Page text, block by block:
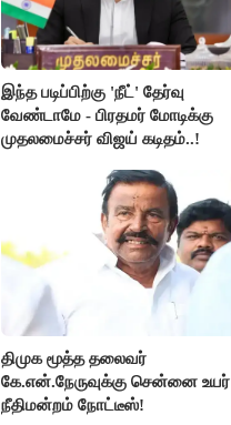
இந்த படிப்பிற்கு 'நீட்' தேர்வு
வேண்டாமே - பிரதமர் மோடிக்கு
முதலமைச்சர் விஜய் கடிதம்..!
திமுக மூத்த தலைவர்
கே.என்.நேருவுக்கு சென்னை உயர்
நீதிமன்றம் நோட்டீஸ்!